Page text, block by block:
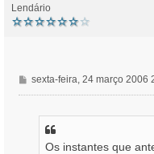
Lendário
M
e
sexta-feira, 24 março 2006
Os instantes que